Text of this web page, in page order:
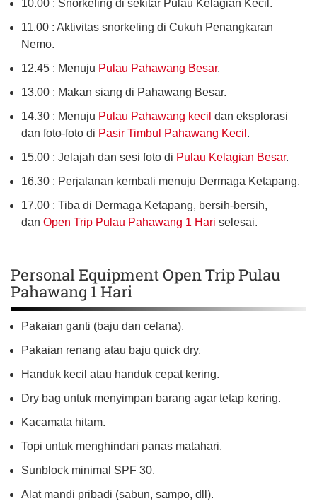
10.00 : Snorkeling di sekitar Pulau Kelagian Kecil.
11.00 : Aktivitas snorkeling di Cukuh Penangkaran
Nemo.
12.45 : Menuju Pulau Pahawang Besar.
13.00 : Makan siang di Pahawang Besar.
14.30 : Menuju Pulau Pahawang kecil dan eksplorasi
dan foto-foto di Pasir Timbul Pahawang Kecil .
15.00 : Jelajah dan sesi foto di Pulau Kelagian Besar.
16.30 : Perjalanan kembali menuju Dermaga Ketapang.
17.00 : Tiba di Dermaga Ketapang, bersih-bersih,
dan Open Trip Pulau Pahawang 1 Hari selesai.
Personal Equipment Open Trip Pulau
Pahawang 1 Hari
Pakaian ganti (baju dan celana).
Pakaian renang atau baju quick dry.
Handuk kecil atau handuk cepat kering.
Dry bag untuk menyimpan barang agar tetap kering.
Kacamata hitam.
Topi untuk menghindari panas matahari.
Sunblock minimal SPF 30.
Alat mandi pribadi (sabun, sampo, dll).